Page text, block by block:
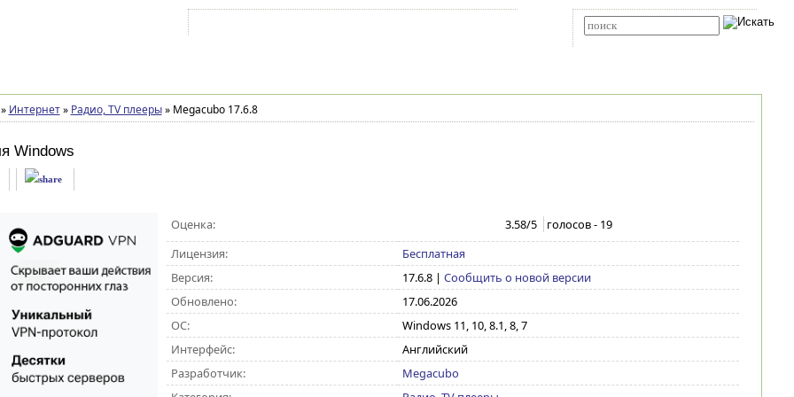
» Интернет » Радио, TV плееры »Megacubo 17.6.8
Windows
Оценка: 3.58/5 голосов - 19
Лицензия:
Бесплатная
Версия:
17.6.8| Сообщить о новой версии
Обновлено:
17.06.2026
ОС:
Windows 11, 10, 8.1, 8, 7
Интерфейс:
Английский
Разработчик:
Megacubo